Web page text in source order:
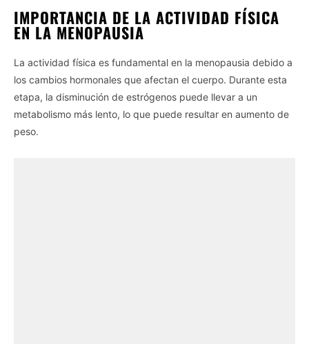
IMPORTANCIA DE LA ACTIVIDAD FÍSICA
EN LA MENOPAUSIA
La actividad física es fundamental en la menopausia debido a
los cambios hormonales que afectan el cuerpo. Durante esta
etapa, la disminución de estrógenos puede llevar a un
metabolismo más lento, lo que puede resultar en aumento de
peso.